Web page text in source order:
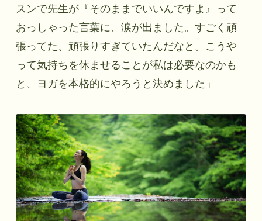
スンで先生が『そのままでいいんですよ』って
おっしゃった言葉に、涙が出ました。すごく頑
張ってた、頑張りすぎていたんだなと。こうや
って気持ちを休ませることが私は必要なのかも
と、ヨガを本格的にやろうと決めました」